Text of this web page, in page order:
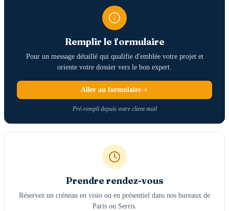
Remplir le formulaire
Pour un message détaillé qui qualifie d'emblée votre projet et
oriente votre dossier vers le bon expert.
Aller au formulaire
Pré-rempli depuis votre client mail
Prendre rendez-vous
Réservez un créneau en visio ou en présentiel dans nos bureaux de
Paris ou Serris.